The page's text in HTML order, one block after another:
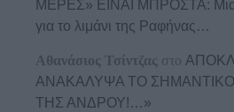
ΜΕΡΕΣ» ΕΙΝΑΙ ΜΠΡΟΣΤΑ: Μια
για το λιμάνι της Ραφήνας…
Αθανάσιος Τσίντζας στο
ΑΝΑΚΑΛΥΨΑ ΤΟ ΣΗΜΑΝΤΙΚΟ
ΤΗΣ ΑΝΔΡΟΥ!…»